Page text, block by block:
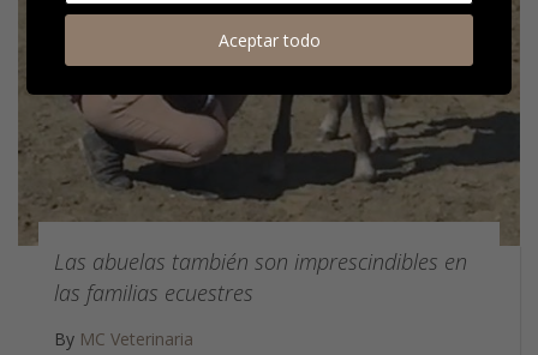
Las abuelas también son imprescindibles en
las familias ecuestres
By MC Veterinaria
Aceptar todo